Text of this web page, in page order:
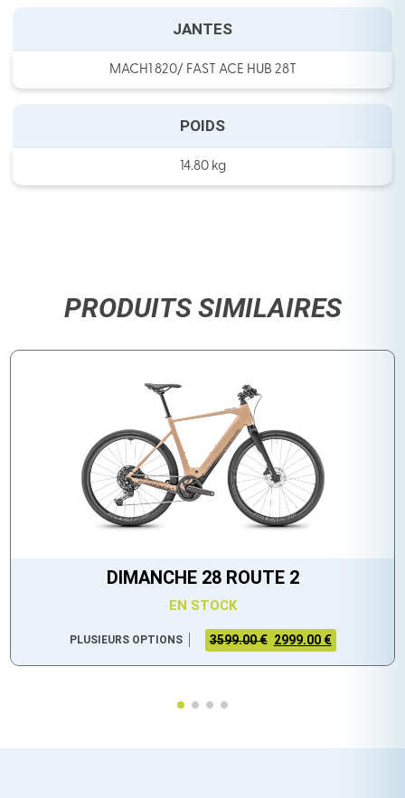
JANTES
MACH1 820/ FAST ACE HUB 28T
POIDS
14.80 kg
PRODUITS SIMILAIRES
DIMANCHE 28 ROUTE 2
EN STOCK
PLUSIEURS OPTIONS 3599.00 € 2999.00 €